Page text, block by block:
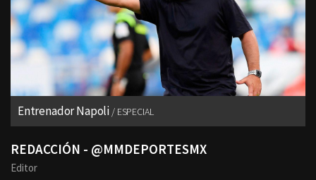
Entrenador Napoli ESPECIAL
REDACCIÓN - @MMDEPORTESMX
Editor